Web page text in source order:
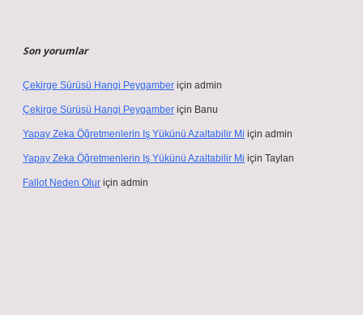
Son yorumlar
Çekirge Sürüsü Hangi Peygamber için admin
Çekirge Sürüsü Hangi Peygamber için Banu
Yapay Zeka Öğretmenlerin Iş Yükünü Azaltabilir Mi için admin
Yapay Zeka Öğretmenlerin Iş Yükünü Azaltabilir Mi için Taylan
Fallot Neden Olur için admin